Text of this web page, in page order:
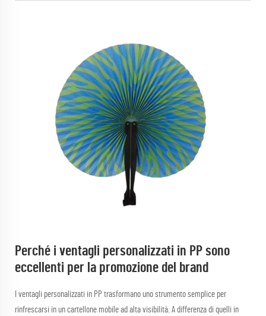
Perché i ventagli personalizzati in PP sono
eccellenti per la promozione del brand
I ventagli personalizzati in PP trasformano uno strumento semplice per
rinfrescarsi in un cartellone mobile ad alta visibilità. A differenza di quelli in